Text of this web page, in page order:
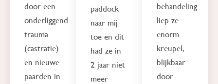
door een
onderliggend
trauma
(castratie)
en nieuwe
paarden in
paddock
naar mij
toe en dit
had ze in
2 jaar niet
meer
behandeling
liep ze
enorm
kreupel,
blijkbaar
door